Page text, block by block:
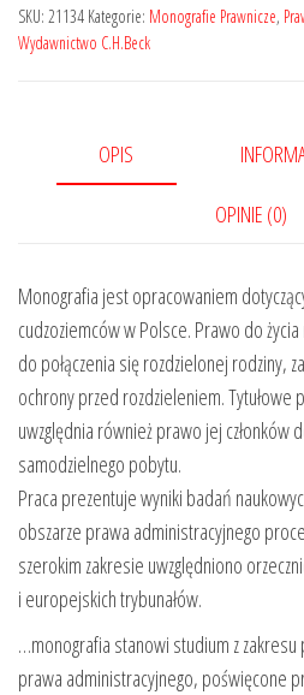
cudzoziemców
SKU: 21134 Kategorie: Monografie Prawnicze,
Wydawnictwo C.H.Beck
OPIS
OPINIE (0)
Monografia jest opracowaniem
cudzoziemców w Polsce. Prawo do
do połączenia się rozdzielonej rodziny,
ochrony przed rozdzieleniem. Tytułowe
uwzględnia również prawo jej członków
samodzielnego pobytu.
Praca prezentuje wyniki badań
obszarze prawa administracyjnego
szerokim zakresie uwzględniono
i europejskich trybunałów.
…monografia stanowi studium z
prawa administracyjnego, poświęcone